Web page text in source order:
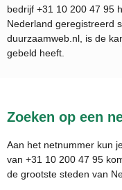
bedrijf +31 10 200 47 95
Nederland geregistreerd
duurzaamweb.nl, is de
gebeld heeft.
Zoeken op een
Aan het netnummer kun
van +31 10 200 47 95
de grootste steden van